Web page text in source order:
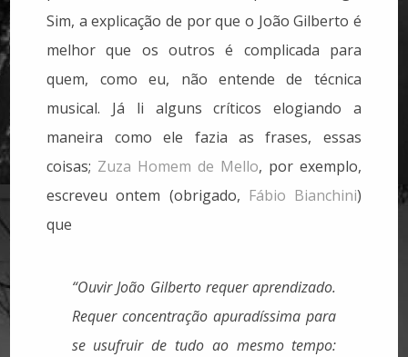
Sim, a explicação de por que o João Gilberto é
melhor que os outros é complicada para
quem, como eu, não entende de técnica
musical. Já li alguns críticos elogiando a
maneira como ele fazia as frases, essas
coisas; Zuza Homem de Mello, por exemplo,
escreveu ontem (obrigado, Fábio Bianchini)
que
“Ouvir João Gilberto requer aprendizado.
Requer concentração apuradíssima para
se usufruir de tudo ao mesmo tempo: